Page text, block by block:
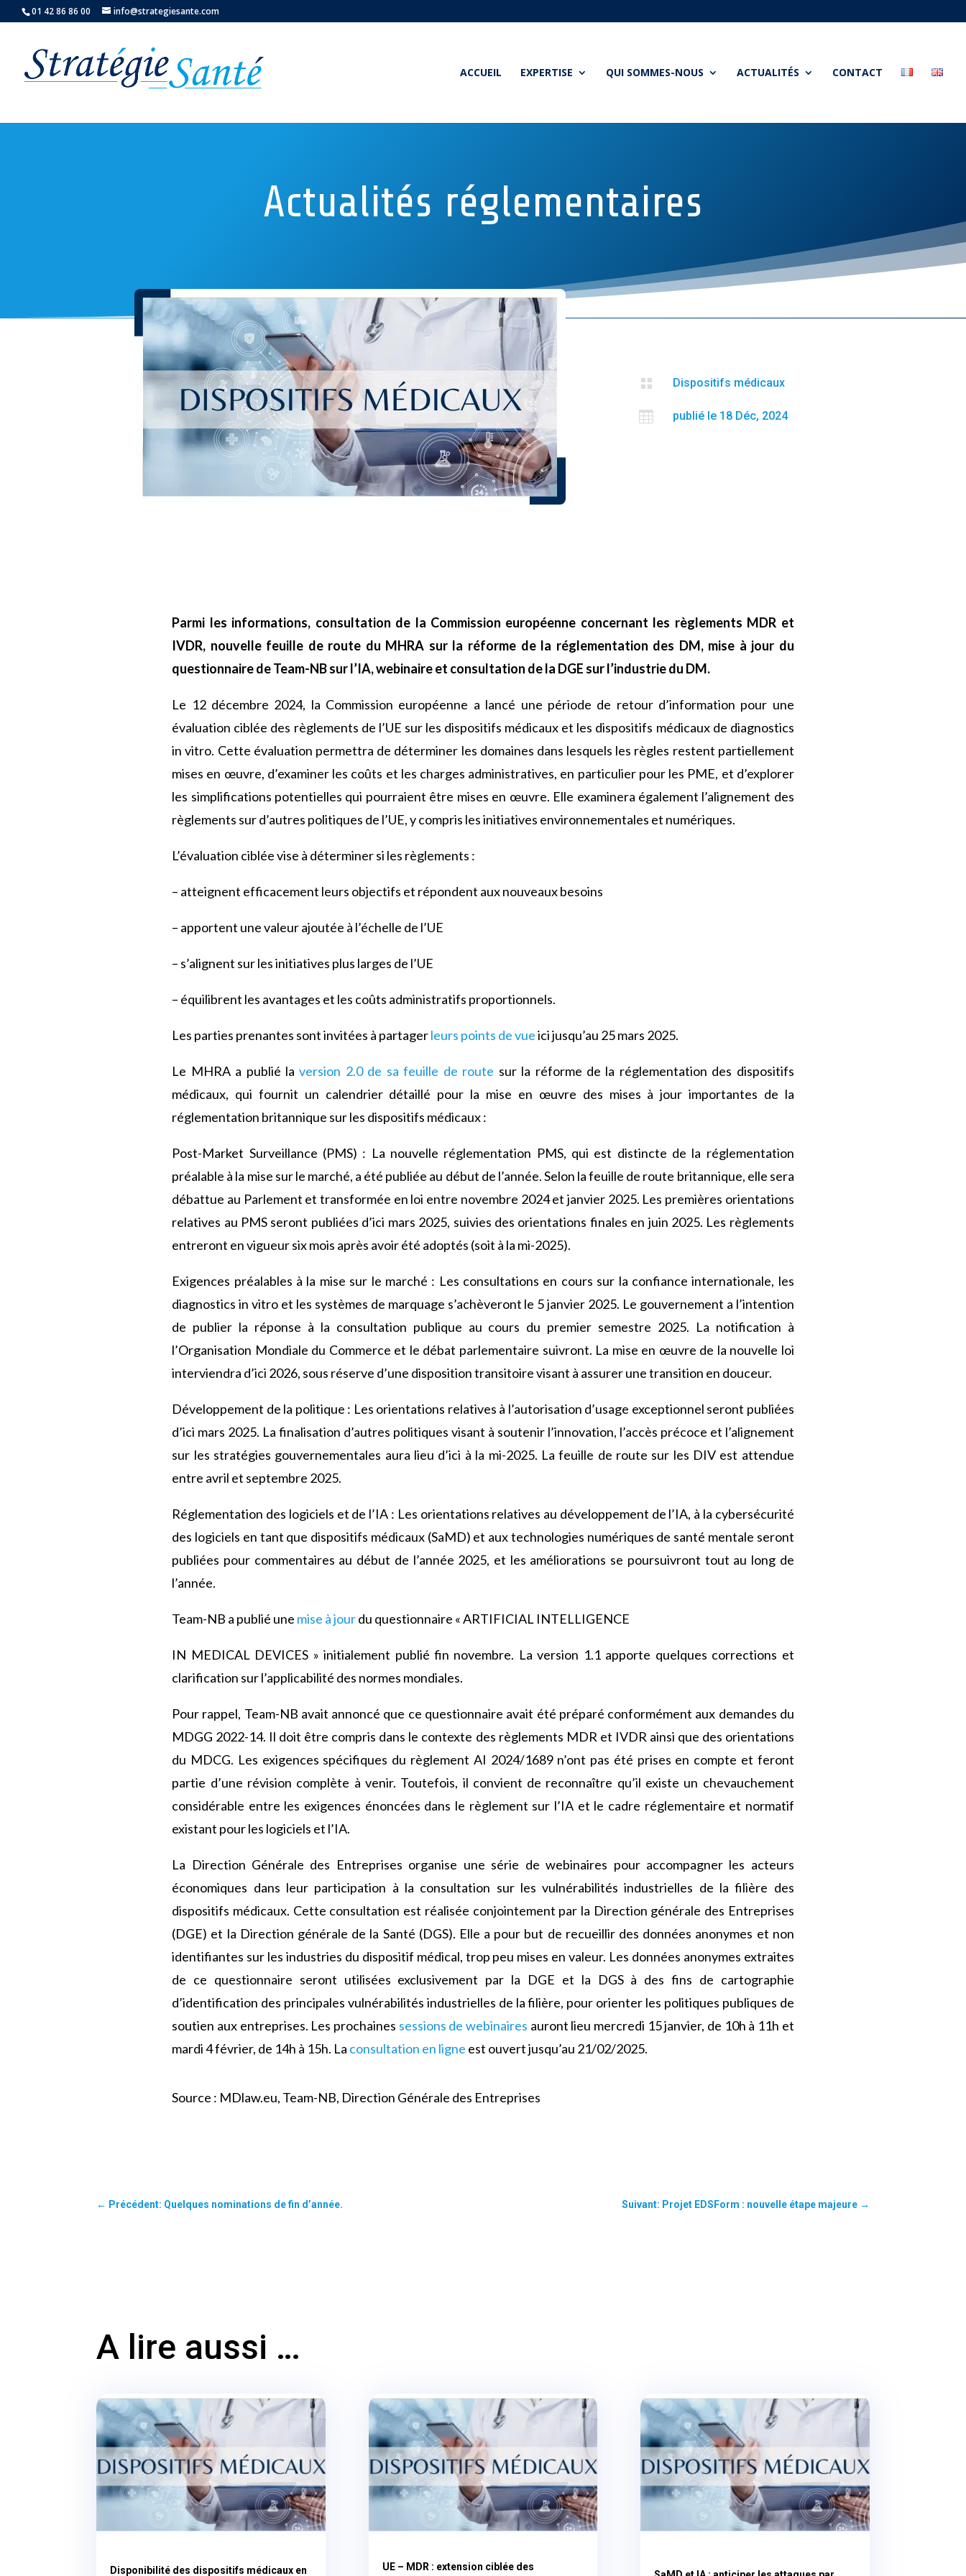
01 42 86 86 00 info@strategiesante.com
ACCUEIL EXPERTISE QUI SOMMES-NOUS ACTUALITÉS CONTACT
Actualités réglementaires
 Dispositifs médicaux
 publié le 18 Déc, 2024
Parmi les informations, consultation de la Commission européenne concernant les règlements MDR et
IVDR, nouvelle feuille de route du MHRA sur la réforme de la réglementation des DM, mise à jour du
questionnaire de Team-NB sur l’IA, webinaire et consultation de la DGE sur l’industrie du DM.
Le 12 décembre 2024, la Commission européenne a lancé une période de retour d’information pour une
évaluation ciblée des règlements de l’UE sur les dispositifs médicaux et les dispositifs médicaux de diagnostics
in vitro. Cette évaluation permettra de déterminer les domaines dans lesquels les règles restent partiellement
mises en œuvre, d’examiner les coûts et les charges administratives, en particulier pour les PME, et d’explorer
les simplifications potentielles qui pourraient être mises en œuvre. Elle examinera également l’alignement des
règlements sur d’autres politiques de l’UE, y compris les initiatives environnementales et numériques.
L’évaluation ciblée vise à déterminer si les règlements :
– atteignent efficacement leurs objectifs et répondent aux nouveaux besoins
– apportent une valeur ajoutée à l’échelle de l’UE
– s’alignent sur les initiatives plus larges de l’UE
– équilibrent les avantages et les coûts administratifs proportionnels.
Les parties prenantes sont invitées à partagerleurs points de vueici jusqu’au 25 mars 2025.
Le MHRA a publié laversion 2.0 de sa feuille de route sur la réforme de la réglementation des dispositifs
médicaux, qui fournit un calendrier détaillé pour la mise en œuvre des mises à jour importantes de la
réglementation britannique sur les dispositifs médicaux :
Post-Market Surveillance (PMS) : La nouvelle réglementation PMS, qui est distincte de la réglementation
préalable à la mise sur le marché, a été publiée au début de l’année. Selon la feuille de route britannique, elle sera
débattue au Parlement et transformée en loi entre novembre 2024 et janvier 2025. Les premières orientations
relatives au PMS seront publiées d’ici mars 2025, suivies des orientations finales en juin 2025. Les règlements
entreront en vigueur six mois après avoir été adoptés (soit à la mi-2025).
Exigences préalables à la mise sur le marché : Les consultations en cours sur la confiance internationale, les
diagnostics in vitro et les systèmes de marquage s’achèveront le 5 janvier 2025. Le gouvernement a l’intention
de publier la réponse à la consultation publique au cours du premier semestre 2025. La notification à
l’Organisation Mondiale du Commerce et le débat parlementaire suivront. La mise en œuvre de la nouvelle loi
interviendra d’ici 2026, sous réserve d’une disposition transitoire visant à assurer une transition en douceur.
Développement de la politique : Les orientations relatives à l’autorisation d’usage exceptionnel seront publiées
d’ici mars 2025. La finalisation d’autres politiques visant à soutenir l’innovation, l’accès précoce et l’alignement
sur les stratégies gouvernementales aura lieu d’ici à la mi-2025. La feuille de route sur les DIV est attendue
entre avril et septembre 2025.
Réglementation des logiciels et de l’IA : Les orientations relatives au développement de l’IA, à la cybersécurité
des logiciels en tant que dispositifs médicaux (SaMD) et aux technologies numériques de santé mentale seront
publiées pour commentaires au début de l’année 2025, et les améliorations se poursuivront tout au long de
l’année.
Team-NB a publié une mise à jourdu questionnaire « ARTIFICIAL INTELLIGENCE
IN MEDICAL DEVICES » initialement publié fin novembre. La version 1.1 apporte quelques corrections et
clarification sur l’applicabilité des normes mondiales.
Pour rappel, Team-NB avait annoncé que ce questionnaire avait été préparé conformément aux demandes du
MDGG 2022-14. Il doit être compris dans le contexte des règlements MDR et IVDR ainsi que des orientations
du MDCG. Les exigences spécifiques du règlement AI 2024/1689 n’ont pas été prises en compte et feront
partie d’une révision complète à venir. Toutefois, il convient de reconnaître qu’il existe un chevauchement
considérable entre les exigences énoncées dans le règlement sur l’IA et le cadre réglementaire et normatif
existant pour les logiciels et l’IA.
La Direction Générale des Entreprises organise une série de webinaires pour accompagner les acteurs
économiques dans leur participation à la consultation sur les vulnérabilités industrielles de la filière des
dispositifs médicaux. Cette consultation est réalisée conjointement par la Direction générale des Entreprises
(DGE) et la Direction générale de la Santé (DGS). Elle a pour but de recueillir des données anonymes et non
identifiantes sur les industries du dispositif médical, trop peu mises en valeur. Les données anonymes extraites
de ce questionnaire seront utilisées exclusivement par la DGE et la DGS à des fins de cartographie
d’identification des principales vulnérabilités industrielles de la filière, pour orienter les politiques publiques de
soutien aux entreprises. Les prochaines sessions de webinaires auront lieu mercredi 15 janvier, de 10h à 11h et
mardi 4 février, de 14h à 15h. La consultation en ligne est ouvert jusqu’au 21/02/2025.
Source : MDlaw.eu, Team-NB, Direction Générale des Entreprises
← Précédent: Quelques nominations de fin d’année. Suivant: Projet EDSForm : nouvelle étape majeure→
A lire aussi …
Disponibilité des dispositifs médicaux en
UE – MDR : extension ciblée des